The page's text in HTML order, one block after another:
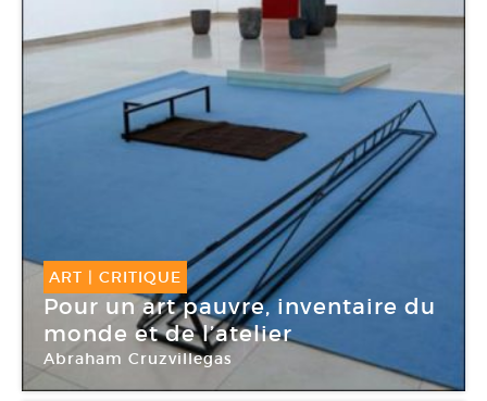
ART | CRITIQUE
Pour un art pauvre, inventaire du
monde et de l’atelier
Abraham Cruzvillegas